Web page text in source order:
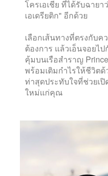
โครเอเชีย ที่ได้รับฉาย
เอเดรียติก" อีกด้วย
เลือกเส้นทางที่ตรงกับค
ต้องการ แล้วเอ็นจอยไ
คุ้มบนเรือสำราญ
พร้อมเติมกำไรให้ชีวิตด้
ท่าสุดประทับใจที่ช่วยเ
ใหม่แก่คุณ